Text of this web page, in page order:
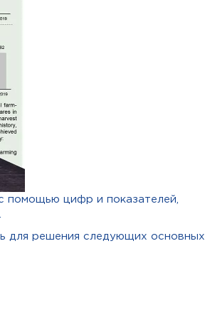
помощью цифр и показателей,
для решения следующих основных